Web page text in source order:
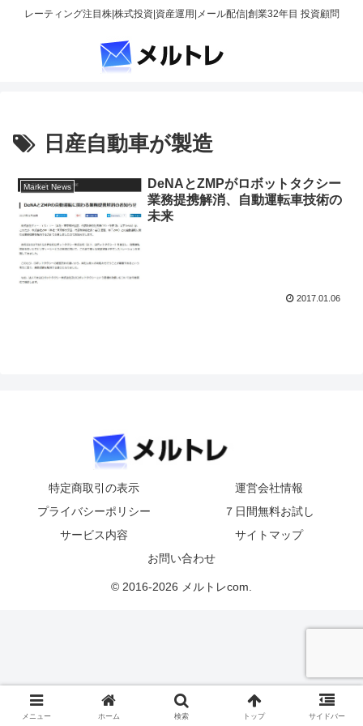
レーティング注目株|株式投資|資産運用|メール配信|創業32年目 投資顧問
日産自動車が製造
Market News
DeNAとZMPがロボットタクシー
業務提携解消、自動運転車技術の
未来
2017.01.06
特定商取引の表示
運営会社情報
プライバシーポリシー
７日間無料お試し
サービス内容
サイトマップ
お問い合わせ
© 2016-2026 メルトレcom.
メニュー ホーム 検索 トップ サイドバー